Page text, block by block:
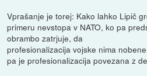
Vprašanje je torej: Kako lahko Lipič
primeru nevstopa v NATO, ko pa
obrambo zatrjuje, da
profesionalizacija vojske nima
pa je profesionalizacija povezana z